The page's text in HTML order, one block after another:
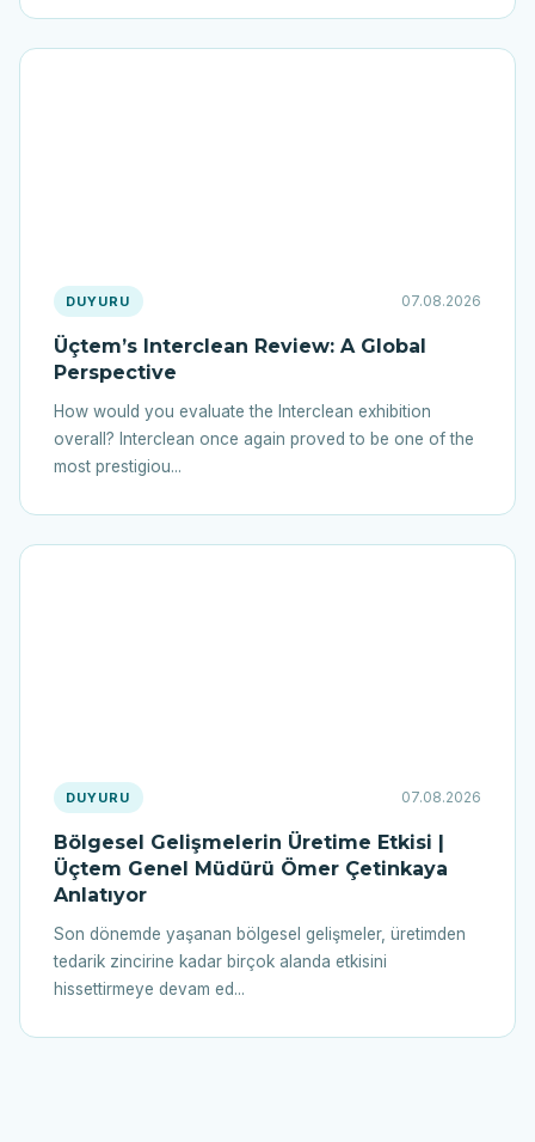
DUYURU 07.08.2026
Üçtem’s Interclean Review: A Global
Perspective
How would you evaluate the Interclean exhibition
overall? Interclean once again proved to be one of the
most prestigiou...
DUYURU 07.08.2026
Bölgesel Gelişmelerin Üretime Etkisi |
Üçtem Genel Müdürü Ömer Çetinkaya
Anlatıyor
Son dönemde yaşanan bölgesel gelişmeler, üretimden
tedarik zincirine kadar birçok alanda etkisini
hissettirmeye devam ed...